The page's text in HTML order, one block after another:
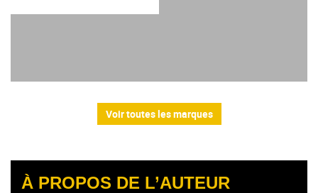
Voir toutes les marques
À PROPOS DE L’AUTEUR